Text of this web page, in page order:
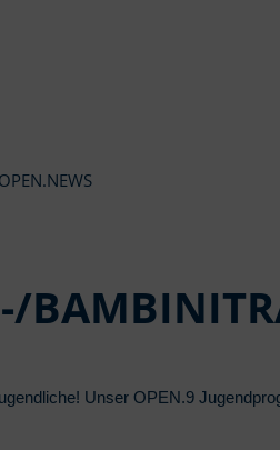
OPEN.NEWS
Unser OPEN.9